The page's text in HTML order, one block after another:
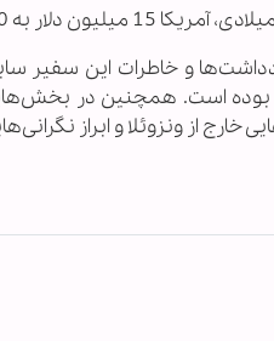
و خاطرات این سفیر
است. همچنین در
خارج از ونزوئلا و ابراز